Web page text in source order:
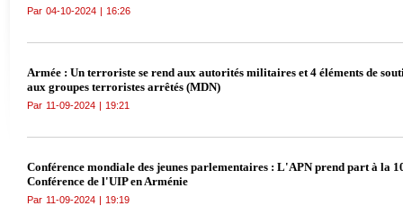
Par 04-10-2024 | 16:26
Armée : Un terroriste se rend aux autorités militaires et 4 éléments de
aux groupes terroristes arrêtés (MDN)
Par 11-09-2024 | 19:21
Conférence mondiale des jeunes parlementaires : L'APN prend part à la
Conférence de l'UIP en Arménie
Par 11-09-2024 | 19:19